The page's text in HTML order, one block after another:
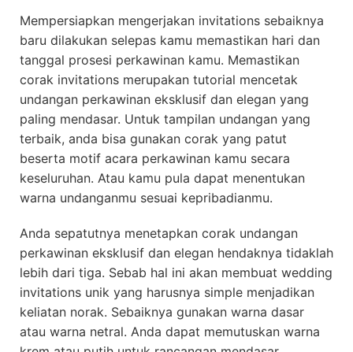
Mempersiapkan mengerjakan invitations sebaiknya
baru dilakukan selepas kamu memastikan hari dan
tanggal prosesi perkawinan kamu. Memastikan
corak invitations merupakan tutorial mencetak
undangan perkawinan eksklusif dan elegan yang
paling mendasar. Untuk tampilan undangan yang
terbaik, anda bisa gunakan corak yang patut
beserta motif acara perkawinan kamu secara
keseluruhan. Atau kamu pula dapat menentukan
warna undanganmu sesuai kepribadianmu.
Anda sepatutnya menetapkan corak undangan
perkawinan eksklusif dan elegan hendaknya tidaklah
lebih dari tiga. Sebab hal ini akan membuat wedding
invitations unik yang harusnya simple menjadikan
keliatan norak. Sebaiknya gunakan warna dasar
atau warna netral. Anda dapat memutuskan warna